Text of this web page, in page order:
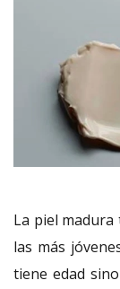
La piel madura
las más
tiene edad